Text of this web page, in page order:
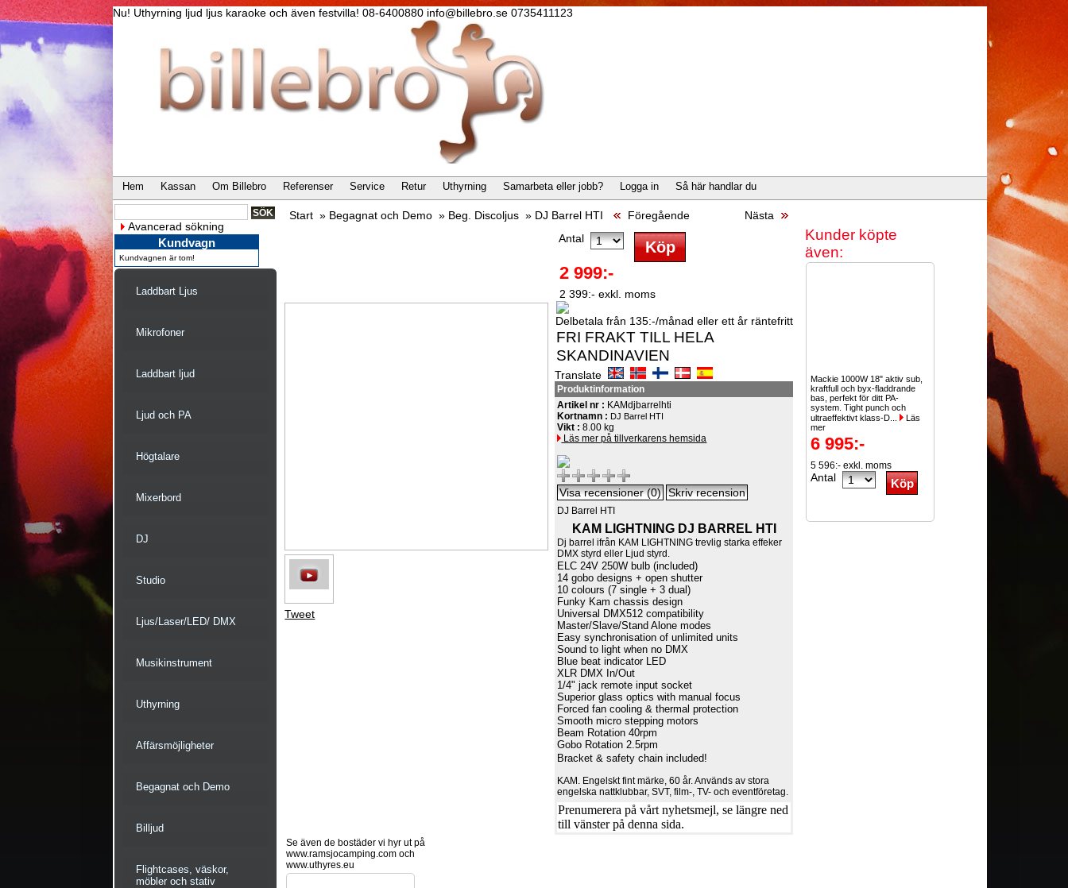
Nu! Uthyrning ljud ljus karaoke och även festvilla! 08-6400880 info@billebro.se 0735411123
Hem Kassan Om Billebro Referenser Service Retur Uthyrning Samarbeta eller jobb? Logga in Så här handlar du
Avancerad sökning
Kundvagn
Kundvagnen är tom!
Laddbart Ljus
Mikrofoner
Laddbart ljud
Ljud och PA
Högtalare
Mixerbord
DJ
Studio
Ljus/Laser/LED/ DMX
Musikinstrument
Uthyrning
Affärsmöjligheter
Begagnat och Demo
Billjud
Flightcases, väskor,
möbler och stativ
Start » Begagnat och Demo » Beg. Discoljus » DJ Barrel HTI Föregående Nästa
Tweet
Antal
2 999:-
2 399:- exkl. moms
Delbetala från 135:-/månad eller ett år räntefritt
FRI FRAKT TILL HELA
SKANDINAVIEN
Translate
Produktinformation
Artikel nr : KAMdjbarrelhti
Kortnamn : DJ Barrel HTI
Vikt :8.00 kg
Läs mer på tillverkarens hemsida
DJ Barrel HTI
KAM LIGHTNING DJ BARREL HTI
Dj barrel ifrån KAM LIGHTNING trevlig starka effeker
DMX styrd eller Ljud styrd.
ELC 24V 250W bulb (included)
14 gobo designs + open shutter
10 colours (7 single + 3 dual)
Funky Kam chassis design
Universal DMX512 compatibility
Master/Slave/Stand Alone modes
Easy synchronisation of unlimited units
Sound to light when no DMX
Blue beat indicator LED
XLR DMX In/Out
1/4" jack remote input socket
Superior glass optics with manual focus
Forced fan cooling & thermal protection
Smooth micro stepping motors
Beam Rotation 40rpm
Gobo Rotation 2.5rpm
Bracket & safety chain included!
KAM. Engelskt fint märke, 60 år. Används av stora
engelska nattklubbar, SVT, film-, TV- och eventföretag.
Prenumerera på vårt nyhetsmejl, se längre ned
till vänster på denna sida.
Kunder köpte
även:
Mackie 1000W 18" aktiv sub,
kraftfull och byx-fladdrande
bas, perfekt för ditt PA-
system. Tight punch och
ultraeffektivt klass-D...
Läs
mer
6 995:-
5 596:- exkl. moms
Antal
Se även de bostäder vi hyr ut på
www.ramsjocamping.com och
www.uthyres.eu